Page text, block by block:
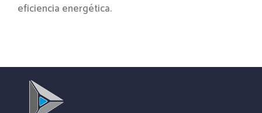
eficiencia energética.